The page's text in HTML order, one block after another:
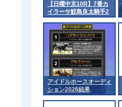
【日曜中京10R】7番カ
イラーサ鮫島良太騎手2
着
アイドルホースオーディ
ション2026結果